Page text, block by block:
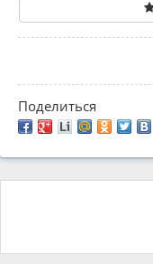
Поделиться